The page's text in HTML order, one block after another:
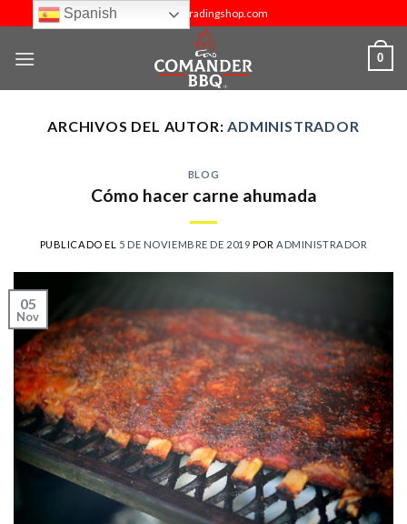
content
info@budtradingshop.com
0
ARCHIVOS DEL AUTOR:ADMINISTRADOR
BLOG
Cómo hacer carne ahumada
PUBLICADO EL 5 DE NOVIEMBRE DE 2019 POR ADMINISTRADOR
05
Nov
Spanish